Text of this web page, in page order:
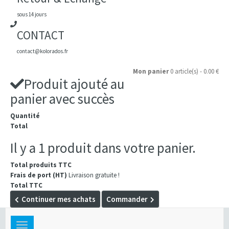
sous 14 jours
CONTACT
contact@kolorados.fr
Mon panier 0 article(s) - 0.00 €
Produit ajouté au
panier avec succès
Quantité
Total
Il y a 1 produit dans votre panier.
Total produits TTC
Frais de port (HT) Livraison gratuite !
Total TTC
Continuer mes achats Commander
Toggle